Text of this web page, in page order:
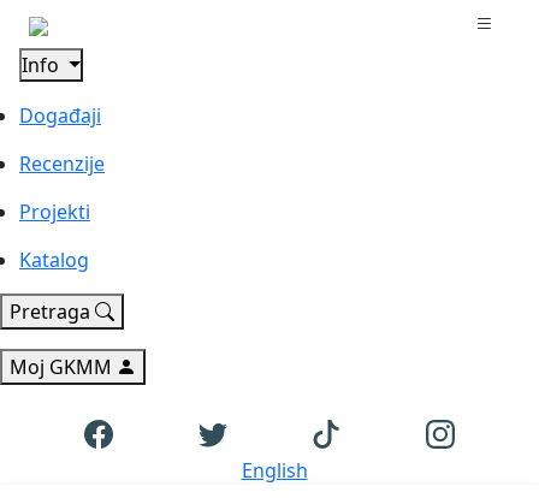
Info
Događaji
Recenzije
Projekti
Katalog
Pretraga
Moj GKMM
English